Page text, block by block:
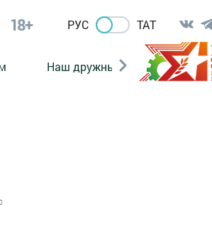
18+ РУС ТАТ
Наш дружный коллектив